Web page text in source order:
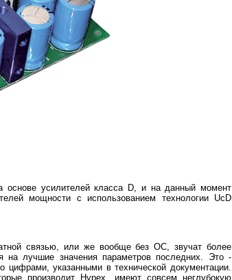
основе усилителей класса D, и на данный момент
мощности с использованием технологии UcD
связью, или же вообще без ОС, звучат более
на лучшие значения параметров последних. Это -
цифрами, указанными в технической документации.
производит Hypex, имеют совсем неглубокую